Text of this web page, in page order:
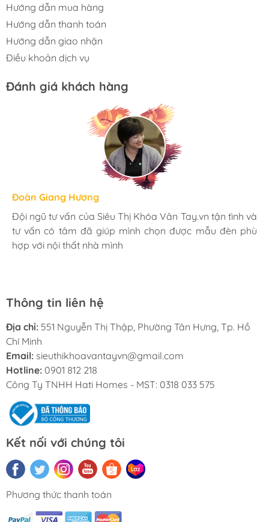
Hướng dẫn mua hàng
Hướng dẫn thanh toán
Hướng dẫn giao nhận
Điều khoản dịch vụ
Đánh giá khách hàng
Hương Suri
Mình rất ưng khi đến Siêu Thị Khóa Vân Tay.vn. Ở đây
có rất nhiều mặt hàng phong phú, tha hồ lựa chọn.
Nhân viên chuyên nghiệp, nhiệt tình. Chúc Hati ngày
Đoàn Giang Hương
Đội ngũ tư vấn của Siêu Thị Khóa Vân Tay.vn tận tình và
tư vấn có tâm đã giúp mình chọn được mẫu đèn phù
hợp với nội thất nhà mình
Ngọc Anh
Mua đèn tại Siêu Thị Khóa Vân Tay.vn mình hoàn toàn
yên tâm với chính sách bảo hành 24 tháng tại nhà. Bạn
kĩ thuật lắp đặt rất cận thận và chu đáo
Thông tin liên hệ
Địa chỉ: 551 Nguyễn Thị Thập, Phường Tân Hưng, Tp. Hồ
Chí Minh
Email: sieuthikhoavantayvn@gmail.com
Hotline: 0901 812 218
Công Ty TNHH Hati Homes - MST: 0318 033 575
Kết nối với chúng tôi
Phương thức thanh toán